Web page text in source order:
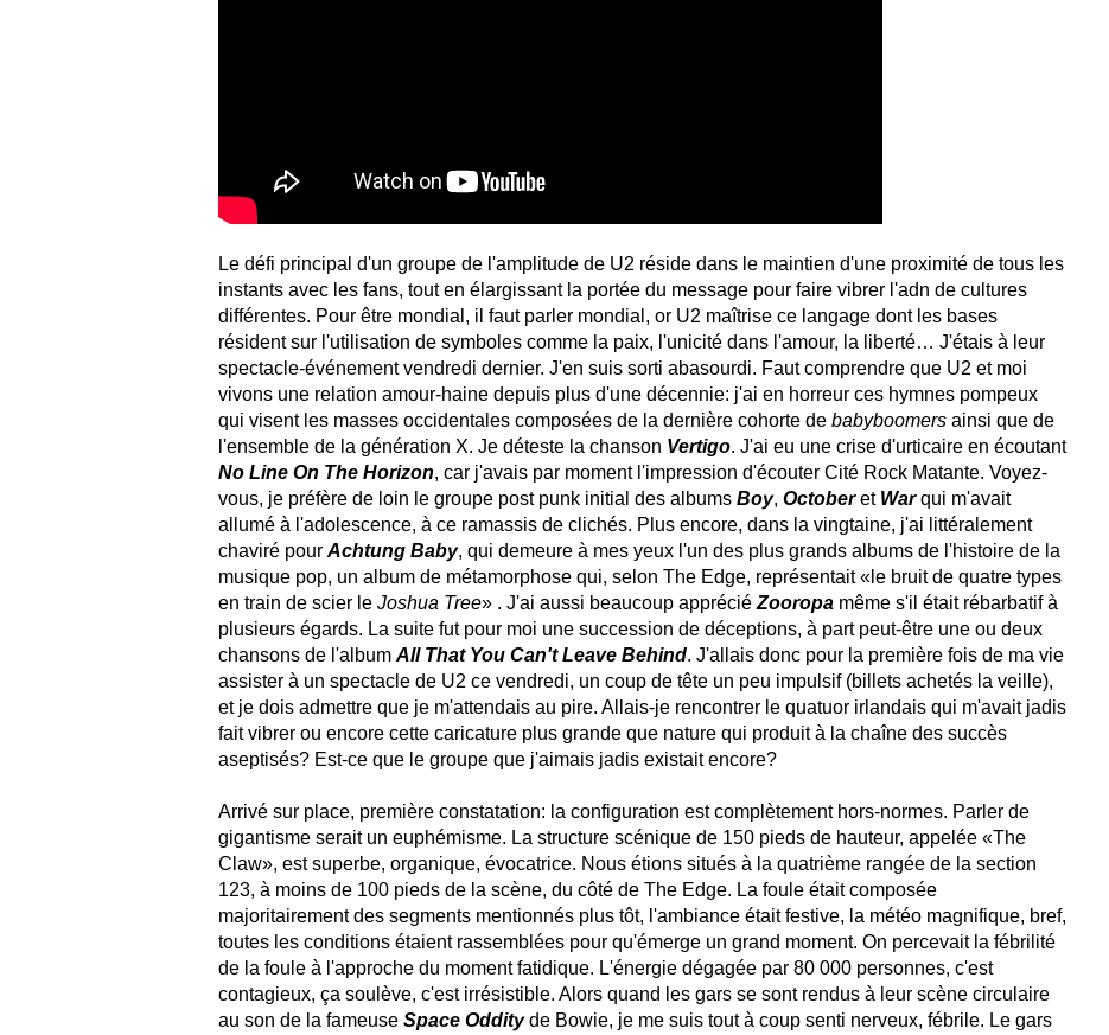
Le défi principal d'un groupe de l'amplitude de U2 réside dans le maintien d'une proximité de tous les
instants avec les fans, tout en élargissant la portée du message pour faire vibrer l'adn de cultures
différentes. Pour être mondial, il faut parler mondial, or U2 maîtrise ce langage dont les bases
résident sur l'utilisation de symboles comme la paix, l'unicité dans l'amour, la liberté… J'étais à leur
spectacle-événement vendredi dernier. J'en suis sorti abasourdi. Faut comprendre que U2 et moi
vivons une relation amour-haine depuis plus d'une décennie: j'ai en horreur ces hymnes pompeux
qui visent les masses occidentales composées de la dernière cohorte de babyboomers ainsi que de
l'ensemble de la génération X. Je déteste la chanson Vertigo. J'ai eu une crise d'urticaire en écoutant
No Line On The Horizon, car j'avais par moment l'impression d'écouter Cité Rock Matante. Voyez-
vous, je préfère de loin le groupe post punk initial des albums Boy, Octoberet Warqui m'avait
allumé à l'adolescence, à ce ramassis de clichés. Plus encore, dans la vingtaine, j'ai littéralement
chaviré pour Achtung Baby, qui demeure à mes yeux l'un des plus grands albums de l'histoire de la
musique pop, un album de métamorphose qui, selon The Edge, représentait «le bruit de quatre types
en train de scier le Joshua Tree» . J'ai aussi beaucoup apprécié Zooropa même s'il était rébarbatif à
plusieurs égards. La suite fut pour moi une succession de déceptions, à part peut-être une ou deux
chansons de l'album All That You Can't Leave Behind. J'allais donc pour la première fois de ma vie
assister à un spectacle de U2 ce vendredi, un coup de tête un peu impulsif (billets achetés la veille),
et je dois admettre que je m'attendais au pire. Allais-je rencontrer le quatuor irlandais qui m'avait jadis
fait vibrer ou encore cette caricature plus grande que nature qui produit à la chaîne des succès
aseptisés? Est-ce que le groupe que j'aimais jadis existait encore?
Arrivé sur place, première constatation: la configuration est complètement hors-normes. Parler de
gigantisme serait un euphémisme. La structure scénique de 150 pieds de hauteur, appelée «The
Claw», est superbe, organique, évocatrice. Nous étions situés à la quatrième rangée de la section
123, à moins de 100 pieds de la scène, du côté de The Edge. La foule était composée
majoritairement des segments mentionnés plus tôt, l'ambiance était festive, la météo magnifique, bref,
toutes les conditions étaient rassemblées pour qu'émerge un grand moment. On percevait la fébrilité
de la foule à l'approche du moment fatidique. L'énergie dégagée par 80 000 personnes, c'est
contagieux, ça soulève, c'est irrésistible. Alors quand les gars se sont rendus à leur scène circulaire
au son de la fameuse Space Oddityde Bowie, je me suis tout à coup senti nerveux, fébrile. Le gars